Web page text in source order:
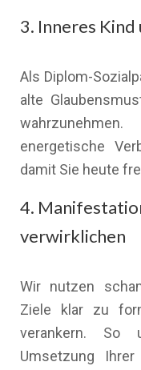
3. Inneres
Als Diplom-
alte
energetische
damit Sie heute
4.
verwirklichen
Wir nutzen
Ziele klar zu
verankern. So
Umsetzung